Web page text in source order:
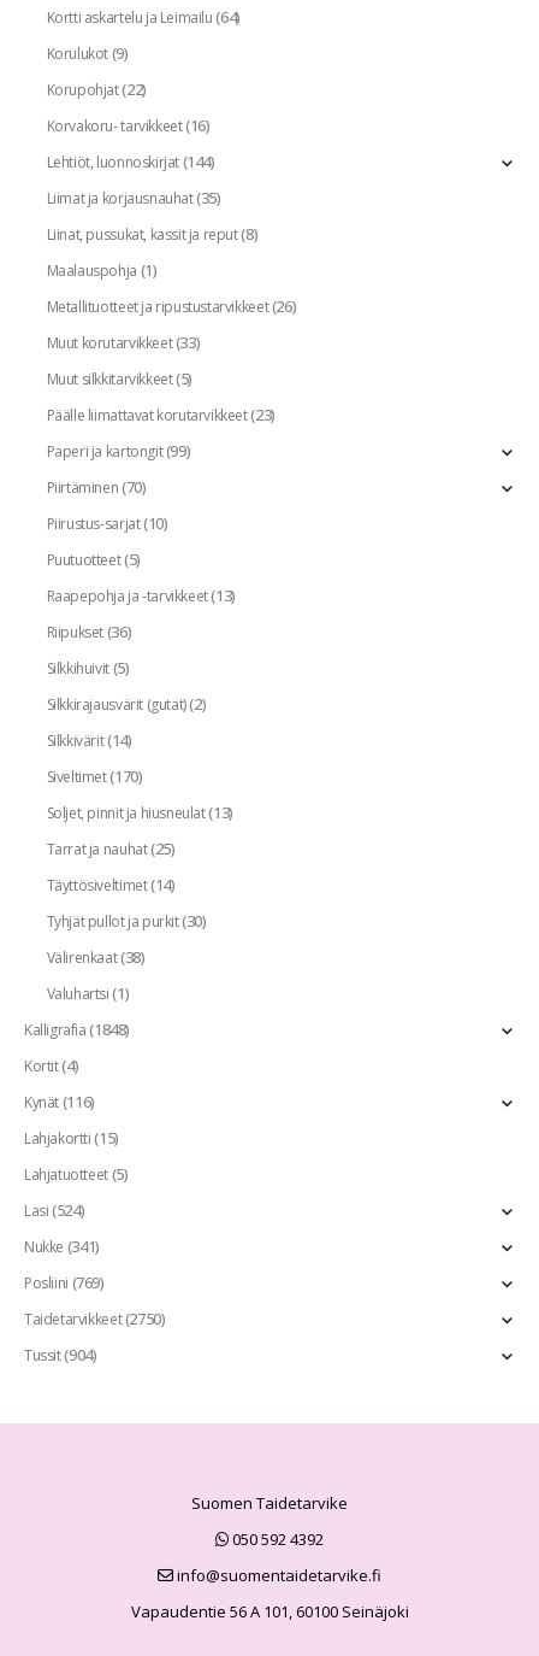
Kortti askartelu ja Leimailu(64)
Korulukot(9)
Korupohjat(22)
Korvakoru- tarvikkeet(16)
Lehtiöt, luonnoskirjat(144)
Liimat ja korjausnauhat(35)
Liinat, pussukat, kassit ja reput(8)
Maalauspohja (1)
Metallituotteet ja ripustustarvikkeet(26)
Muut korutarvikkeet(33)
Muut silkkitarvikkeet(5)
Päälle liimattavat korutarvikkeet(23)
Paperi ja kartongit(99)
Piirtäminen(70)
Piirustus-sarjat(10)
Puutuotteet(5)
Raapepohja ja -tarvikkeet(13)
Riipukset(36)
Silkkihuivit(5)
Silkkirajausvärit (gutat)(2)
Silkkivärit(14)
Siveltimet(170)
Soljet, pinnit ja hiusneulat(13)
Tarrat ja nauhat(25)
Täyttösiveltimet(14)
Tyhjät pullot ja purkit(30)
Välirenkaat(38)
Valuhartsi(1)
Kalligrafia(1848)
Kortit(4)
Kynät(116)
Lahjakortti(15)
Lahjatuotteet(5)
Lasi(524)
Nukke (341)
Posliini (769)
Taidetarvikkeet(2750)
Tussit(904)
Suomen Taidetarvike
050 592 4392
info@suomentaidetarvike.fi
Vapaudentie 56 A 101, 60100 Seinäjoki